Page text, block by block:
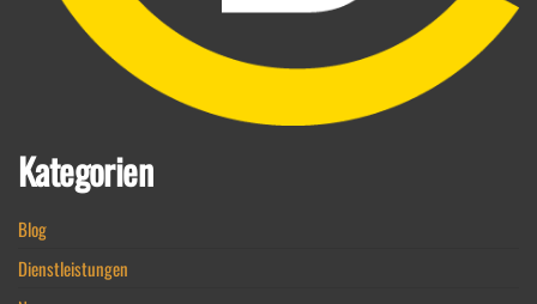
Kategorien
Blog
Dienstleistungen